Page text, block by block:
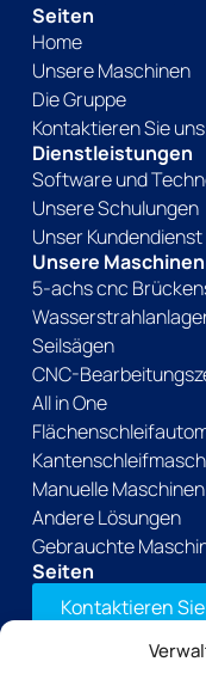
Seiten
Home
Unsere Maschinen
Die Gruppe
Kontaktieren Sie uns
Dienstleistungen
Software und
Unsere Schulungen
Unser Kundendienst
Unsere Maschinen
5-achs cnc
Seilsägen
CNC-
All in One
Manuelle Maschinen
Andere Lösungen
Gebrauchte
Seiten
Kontaktieren
Laden Sie